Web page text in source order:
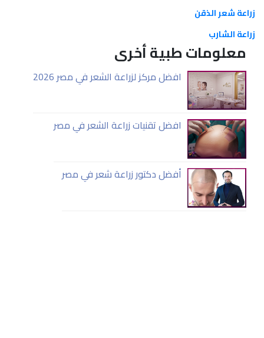
زراعة شعر الذقن
زراعة الشارب
معلومات طبية أخرى
افضل مركز لزراعة الشعر في مصر 2026
افضل تقنيات زراعة الشعر في مصر
أفضل دكتور زراعة شعر في مصر